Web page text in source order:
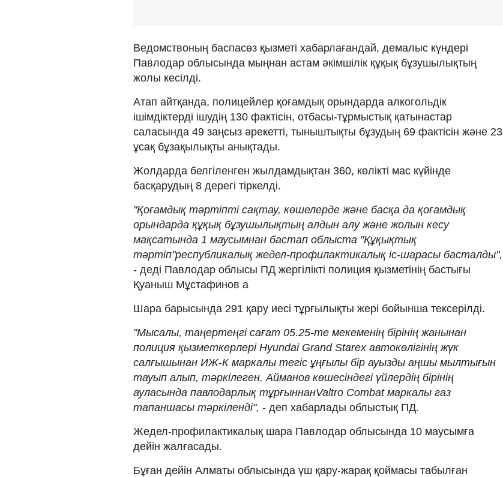
Ведомствоның баспасөз қызметі хабарлағандай, демалыс күндері
Павлодар облысында мыңнан астам әкімшілік құқық бұзушылықтың
жолы кесілді.
Атап айтқанда, полицейлер қоғамдық орындарда алкогольдік
ішімдіктерді ішудің 130 фактісін, отбасы-тұрмыстық қатынастар
саласында 49 заңсыз әрекетті, тыныштықты бұзудың 69 фактісін және 23
ұсақ бұзақылықты анықтады.
Жолдарда белгіленген жылдамдықтан 360, көлікті мас күйінде
басқарудың 8 дерегі тіркелді.
"Қоғамдық тәртіпті сақтау, көшелерде және басқа да қоғамдық
орындарда құқық бұзушылықтың алдын алу және жолын кесу
мақсатында 1 маусымнан бастап облыста "Құқықтық
тәртіп"республикалық жедел-профилактикалық іс-шарасы басталды",
- деді Павлодар облысы ПД жергілікті полиция қызметінің бастығы
Қуаныш Мұстафинов а
Шара барысында 291 қару иесі тұрғылықты жері бойынша тексерілді.
"Мысалы, таңертеңгі сағат 05.25-те мекеменің бірінің жанынан
полиция қызметкерлері Hyundai Grand Starex автокөлігінің жүк
салғышынан ИЖ-К маркалы тегіс ұңғылы бір ауызды аңшы мылтығын
тауып алып, тәркілеген. Айманов көшесіндегі үйлердің бірінің
ауласында павлодарлық тұрғыннанValtro Combat маркалы газ
тапаншасы тәркіленді", - деп хабарлады облыстық ПД.
Жедел-профилактикалық шара Павлодар облысында 10 маусымға
дейін жалғасады.
Бұған дейін Алматы облысында үш қару-жарақ қоймасы табылған